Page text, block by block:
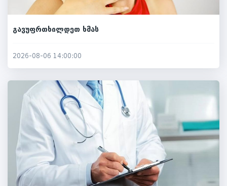
გავუფრთხილდეთ ხმას
2026-08-06 14:00:00